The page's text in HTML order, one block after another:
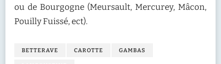
ou de Bourgogne (Meursault, Mercurey, Mâcon,
Pouilly Fuissé, ect).
BETTERAVE CAROTTE GAMBAS